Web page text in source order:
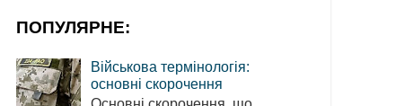
ПОПУЛЯРНЕ:
Військова термінологія:
основні скорочення